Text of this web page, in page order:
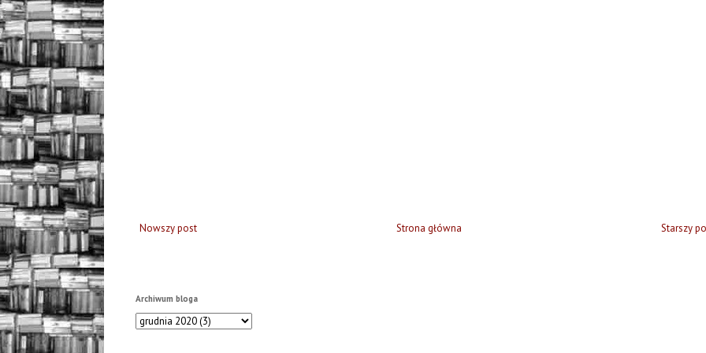
Nowszy post Starszy
Strona główna
Archiwum bloga